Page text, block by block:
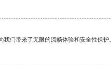
们带来了无限的流畅体验和安全性保护。